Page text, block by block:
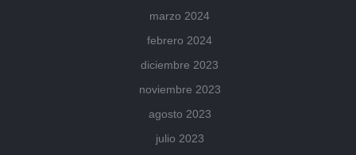
marzo 2024
febrero 2024
diciembre 2023
noviembre 2023
agosto 2023
julio 2023